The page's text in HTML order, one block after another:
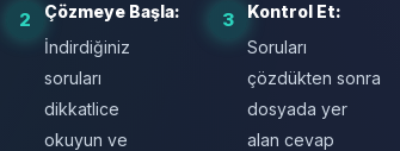
2
Çözmeye Başla:
İndirdiğiniz
soruları
dikkatlice
okuyun ve
3
Kontrol Et:
Soruları
çözdükten sonra
dosyada yer
alan cevap